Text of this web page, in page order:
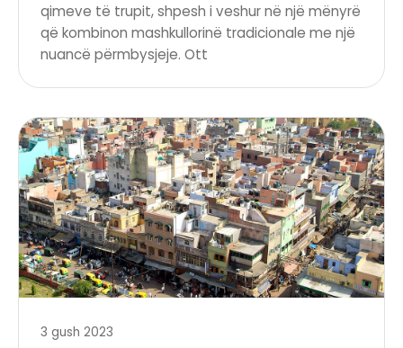
qimeve të trupit, shpesh i veshur në një mënyrë
që kombinon mashkullorinë tradicionale me një
nuancë përmbysjeje. Ott
3 gush 2023